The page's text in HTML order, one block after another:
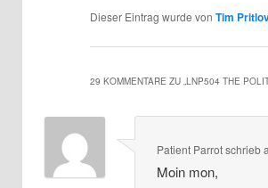
Dieser Eintrag wurde von Tim
29 KOMMENTARE ZU „ LNP504 THE
Patient Parrotschrieb
Moin mon,